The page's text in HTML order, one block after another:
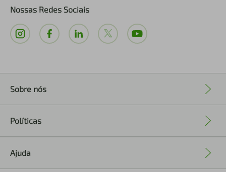
Nossas Redes Sociais
Sobre nós
Políticas
Ajuda